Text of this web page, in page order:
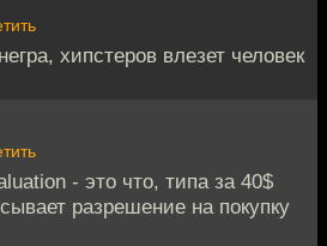
хипстеров влезет человек
- это что, типа за 40$
разрешение на покупку